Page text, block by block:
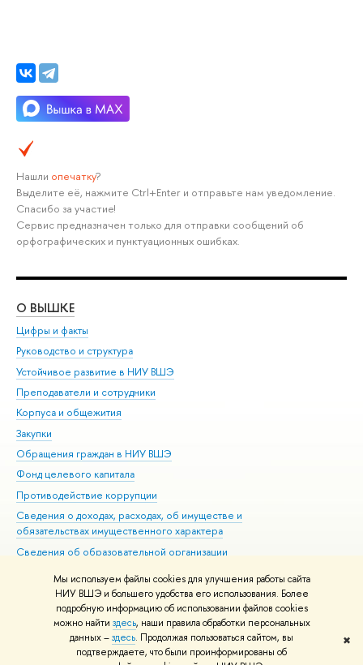
Мы используем файлы cookies для улучшения работы сайта
НИУ ВШЭ и большего удобства его использования. Более
подробную информацию об использовании файлов cookies
можно найти здесь, наши правила обработки персональных
данных –здесь. Продолжая пользоваться сайтом, вы
подтверждаете, что были проинформированы об
✖
Нашли опечатку?
Выделите её, нажмите Ctrl+Enter и отправьте нам уведомление.
Спасибо за участие!
Сервис предназначен только для отправки сообщений об
орфографических и пунктуационных ошибках.
О ВЫШКЕ
Цифры и факты
Руководство и структура
Устойчивое развитие в НИУ ВШЭ
Преподаватели и сотрудники
Корпуса и общежития
Закупки
Обращения граждан в НИУ ВШЭ
Фонд целевого капитала
Противодействие коррупции
Сведения о доходах, расходах, об имуществе и
обязательствах имущественного характера
Сведения об образовательной организации
Людям с ограниченными возможностями здоровья
Единая платежная страница
Работа в Вышке